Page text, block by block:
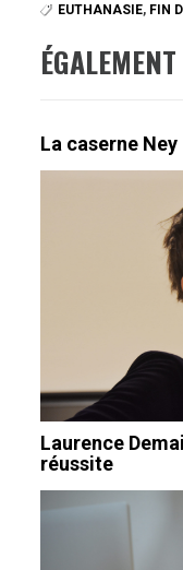
EUTHANASIE, FIN
La caserne Ney
Laurence
réussite